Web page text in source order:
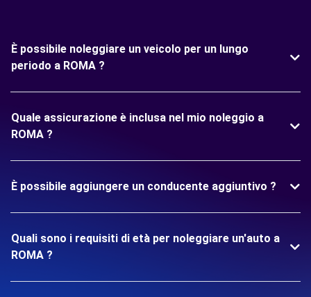
È possibile noleggiare un veicolo per un lungo
periodo a ROMA ?
Quale assicurazione è inclusa nel mio noleggio a
ROMA ?
È possibile aggiungere un conducente aggiuntivo ?
Quali sono i requisiti di età per noleggiare un'auto a
ROMA ?